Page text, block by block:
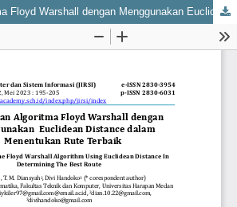
Penerapan Algoritma Floyd Warshall dengan Menggunakan Euclidean Distance dalam Menentukan Rute Terbaik